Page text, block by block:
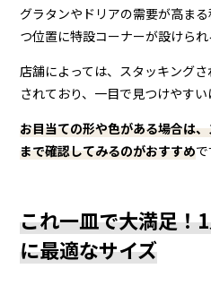
グラタンやドリアの需要が高ま
つ位置に特設コーナーが設けられ
店舗によっては、スタッキング
されており、一目で見つけやすい
お目当ての形や色がある場合は
まで確認してみるのがおすすめで
これ一皿で大満足！
に最適なサイズ